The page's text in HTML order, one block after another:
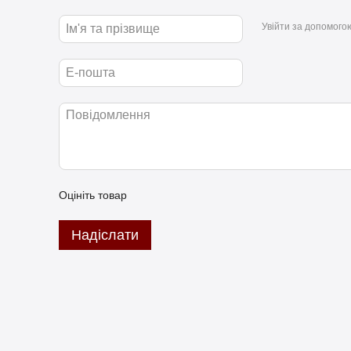
Увійти за
Оцініть товар
Надіслати